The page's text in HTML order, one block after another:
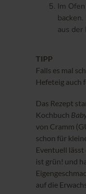
Im
aus der
TIPP
Falls es mal
Hefeteig auch
Das Rezept
Kochbuch
von Cramm
schon für
Eventuell lässt
ist grün! und
auf die